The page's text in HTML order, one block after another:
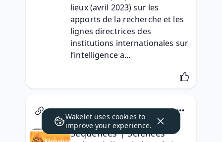
lieux (avril 2023) sur les
apports de la recherche et les
lignes directrices des
institutions internationales sur
l’intelligence a…
ac-grenoble.fr
Séquences | Sciences
Wakelet uses cookies to
improve your experience.